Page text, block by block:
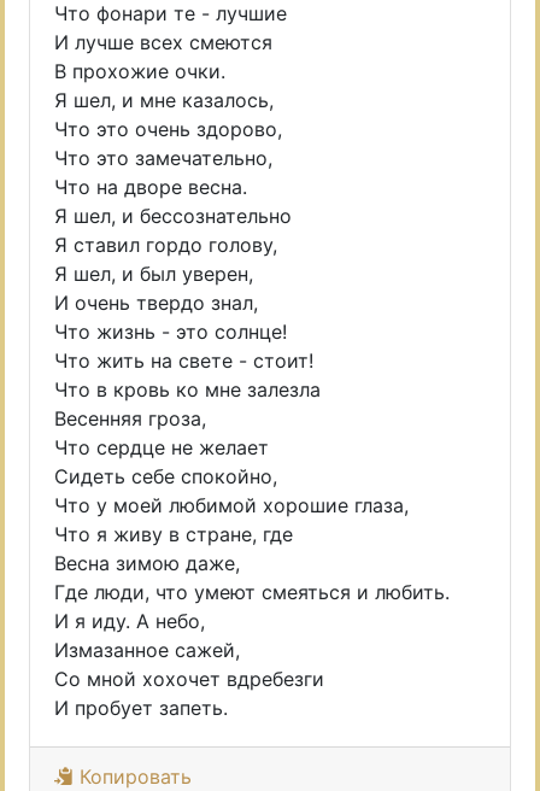
Что фонари те - лучшие
И лучше всех смеются
В прохожие очки.
Я шел, и мне казалось,
Что это очень здорово,
Что это замечательно,
Что на дворе весна.
Я шел, и бессознательно
Я ставил гордо голову,
Я шел, и был уверен,
И очень твердо знал,
Что жизнь - это солнце!
Что жить на свете - стоит!
Что в кровь ко мне залезла
Весенняя гроза,
Что сердце не желает
Сидеть себе спокойно,
Что у моей любимой хорошие глаза,
Что я живу в стране, где
Весна зимою даже,
Где люди, что умеют смеяться и любить.
И я иду. А небо,
Измазанное сажей,
Со мной хохочет вдребезги
И пробует запеть.
Копировать